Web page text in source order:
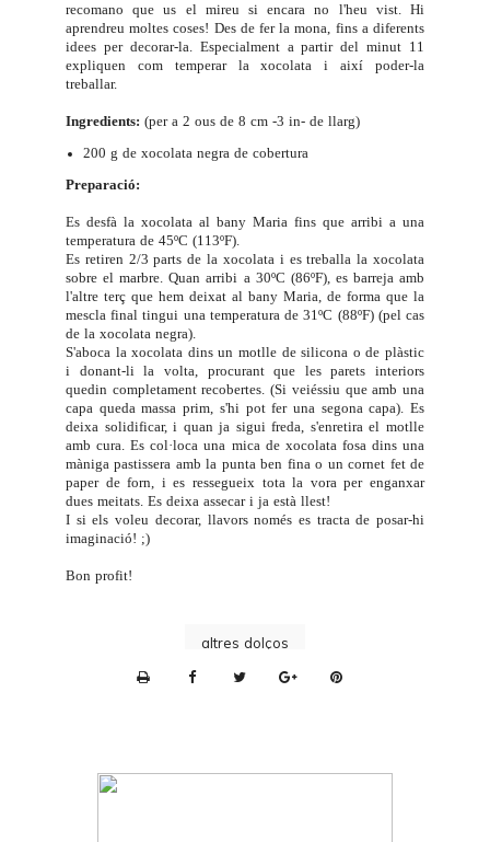
recomano que us el mireu si encara no l'heu vist. Hi
aprendreu moltes coses! Des de fer la mona, fins a diferents
idees per decorar-la. Especialment a partir del minut 11
expliquen com temperar la xocolata i així poder-la
treballar.
Ingredients: (per a 2 ous de 8 cm -3 in- de llarg)
200 g de xocolata negra de cobertura
Preparació:
Es desfà la xocolata al bany Maria fins que arribi a una
temperatura de 45ºC (113ºF).
Es retiren 2/3 parts de la xocolata i es treballa la xocolata
sobre el marbre. Quan arribi a 30ºC (86ºF), es barreja amb
l'altre terç que hem deixat al bany Maria, de forma que la
mescla final tingui una temperatura de 31ºC (88ºF) (pel cas
de la xocolata negra).
S'aboca la xocolata dins un motlle de silicona o de plàstic
i donant-li la volta, procurant que les parets interiors
quedin completament recobertes. (Si veiéssiu que amb una
capa queda massa prim, s'hi pot fer una segona capa). Es
deixa solidificar, i quan ja sigui freda, s'enretira el motlle
amb cura. Es col·loca una mica de xocolata fosa dins una
màniga pastissera amb la punta ben fina o un cornet fet de
paper de forn, i es ressegueix tota la vora per enganxar
dues meitats. Es deixa assecar i ja està llest!
I si els voleu decorar, llavors només es tracta de posar-hi
imaginació! ;)
Bon profit!
altres dolços
n